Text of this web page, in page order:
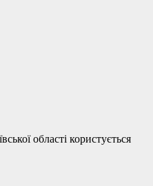
області користується